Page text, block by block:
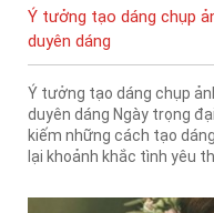
Ý tưởng tạo dáng chụp
duyên dáng
Ý tưởng tạo dáng chụp
duyên dáng Ngày trọng
kiếm những cách tạo
lại khoảnh khắc tình yêu